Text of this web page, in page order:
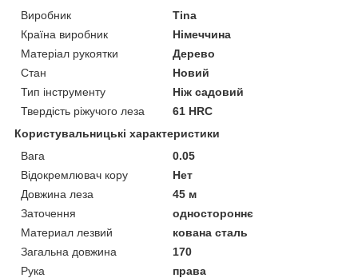
Виробник
Tina
Країна виробник
Німеччина
Матеріал рукоятки
Дерево
Стан
Новий
Тип інструменту
Ніж садовий
Твердість ріжучого леза
61 HRC
Користувальницькі характеристики
Вага
0.05
Відокремлювач кору
Нет
Довжина леза
45 м
Заточення
одностороннє
Материал лезвий
кована сталь
Загальна довжина
170
Рука
права